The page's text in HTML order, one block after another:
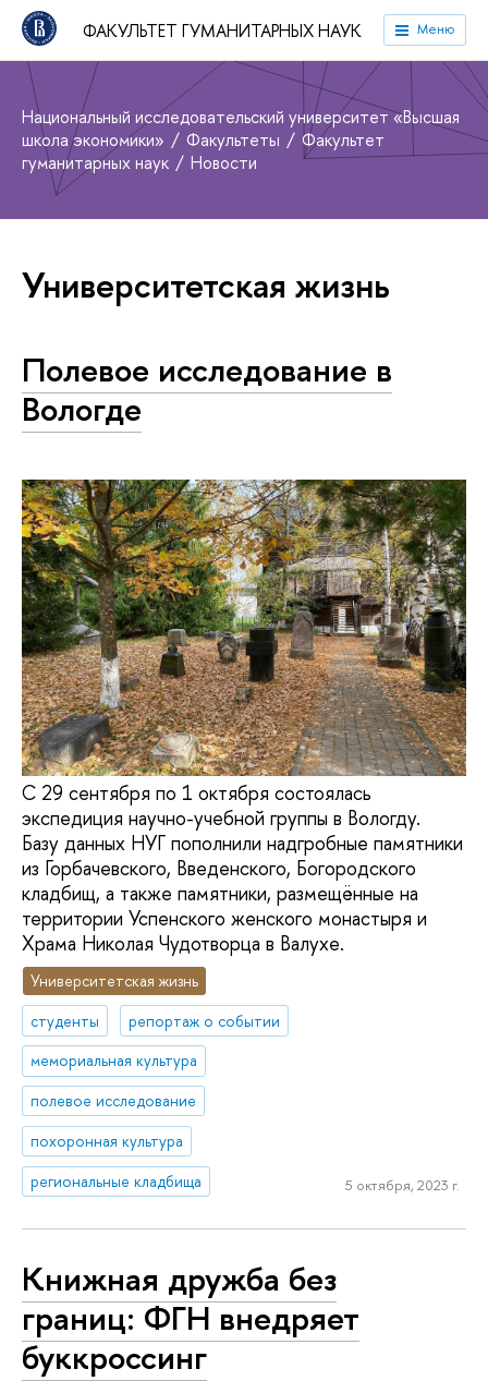
ФАКУЛЬТЕТ ГУМАНИТАРНЫХ НАУК Меню
Национальный исследовательский университет «Высшая
школа экономики»
Факультеты
Факультет
гуманитарных наук
Новости
Университетская жизнь
Полевое исследование в
Вологде
С 29 сентября по 1 октября состоялась
экспедиция научно-учебной группы в Вологду.
Базу данных НУГ пополнили надгробные памятники
из Горбачевского, Введенского, Богородского
кладбищ, а также памятники, размещённые на
территории Успенского женского монастыря и
Храма Николая Чудотворца в Валухе.
Университетская жизнь
студенты
репортаж о событии
мемориальная культура
полевое исследование
похоронная культура
региональные кладбища
5 октября, 2023 г.
Книжная дружба без
границ: ФГН внедряет
буккроссинг